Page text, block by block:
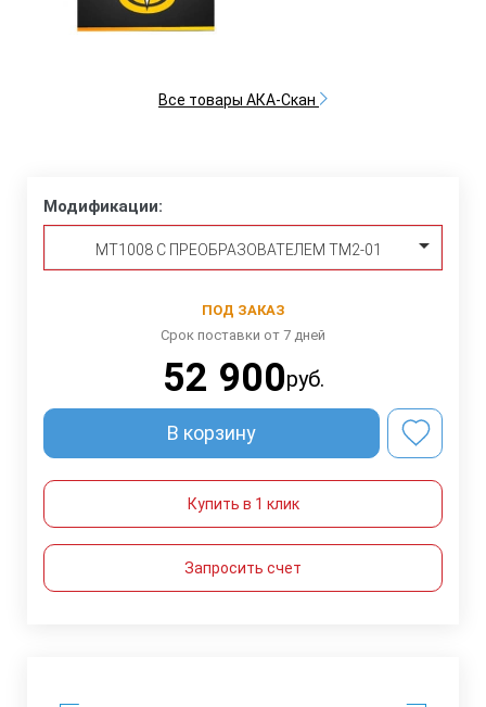
Все товары АКА-Скан
Модификации:
МТ1008 С ПРЕОБРАЗОВАТЕЛЕМ ТМ2-01
ПОД ЗАКАЗ
Срок поставки от 7 дней
52 900руб.
В корзину
Купить в 1 клик
Запросить счет